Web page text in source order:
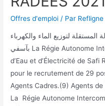
Offres d'emploi / Par
بالوكالة المستقلة لتوزيع الماء والكهرباء
بآسفي La Régie Autonome Intercommunale de distribution
d’Eau et d’Électricité de Safi
pour le recrutement de 29
Agents Cadres.(9) Agents de
La Régie Autonome